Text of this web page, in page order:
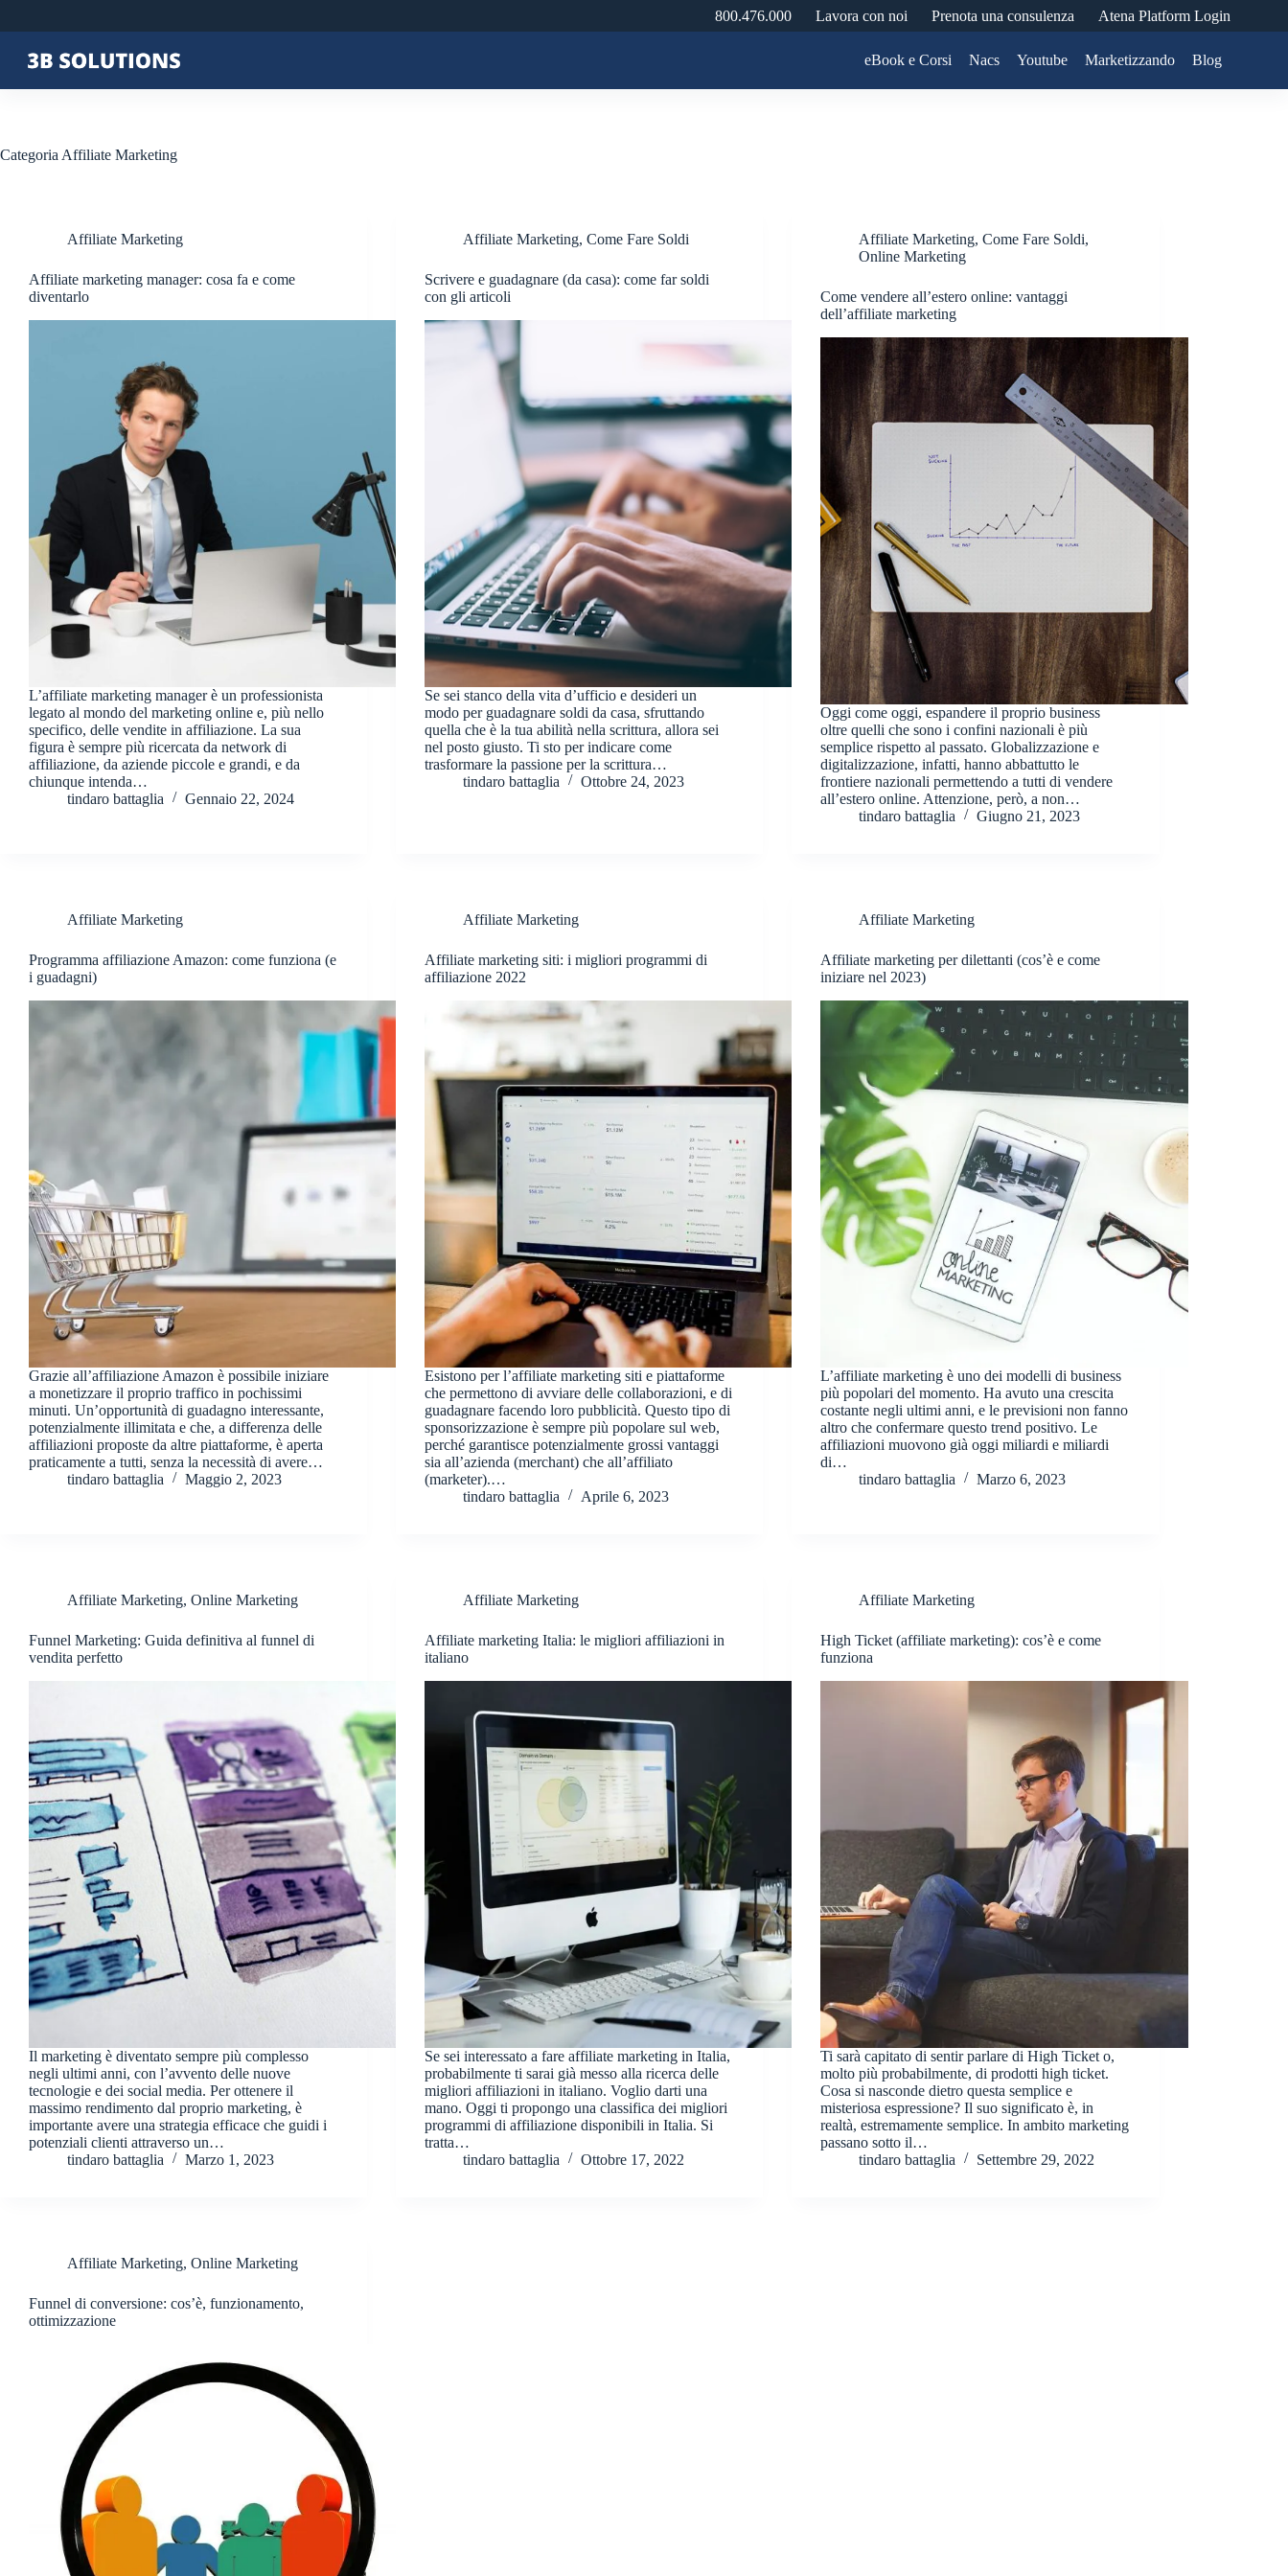
800.476.000 Lavora con noi Prenota una consulenza Atena Platform Login
eBook e Corsi Nacs Youtube Marketizzando Blog
Categoria Affiliate Marketing
Affiliate Marketing
Affiliate marketing manager: cosa fa e come
diventarlo
L’affiliate marketing manager è un professionista
legato al mondo del marketing online e, più nello
specifico, delle vendite in affiliazione. La sua
figura è sempre più ricercata da network di
affiliazione, da aziende piccole e grandi, e da
chiunque intenda…
tindaro battaglia
Gennaio 22, 2024
Affiliate Marketing,Come Fare Soldi
Scrivere e guadagnare (da casa): come far soldi
con gli articoli
Se sei stanco della vita d’ufficio e desideri un
modo per guadagnare soldi da casa, sfruttando
quella che è la tua abilità nella scrittura, allora sei
nel posto giusto. Ti sto per indicare come
trasformare la passione per la scrittura…
tindaro battaglia
Ottobre 24, 2023
Affiliate Marketing,Come Fare Soldi,
Online Marketing
Come vendere all’estero online: vantaggi
dell’affiliate marketing
Oggi come oggi, espandere il proprio business
oltre quelli che sono i confini nazionali è più
semplice rispetto al passato. Globalizzazione e
digitalizzazione, infatti, hanno abbattutto le
frontiere nazionali permettendo a tutti di vendere
all’estero online. Attenzione, però, a non…
tindaro battaglia
Giugno 21, 2023
Affiliate Marketing
Programma affiliazione Amazon: come funziona (e
i guadagni)
Grazie all’affiliazione Amazon è possibile iniziare
a monetizzare il proprio traffico in pochissimi
minuti. Un’opportunità di guadagno interessante,
potenzialmente illimitata e che, a differenza delle
affiliazioni proposte da altre piattaforme, è aperta
praticamente a tutti, senza la necessità di avere…
tindaro battaglia
Maggio 2, 2023
Affiliate Marketing
Affiliate marketing siti: i migliori programmi di
affiliazione 2022
Esistono per l’affiliate marketing siti e piattaforme
che permettono di avviare delle collaborazioni, e di
guadagnare facendo loro pubblicità. Questo tipo di
sponsorizzazione è sempre più popolare sul web,
perché garantisce potenzialmente grossi vantaggi
sia all’azienda (merchant) che all’affiliato
(marketer).…
tindaro battaglia
Aprile 6, 2023
Affiliate Marketing
Affiliate marketing per dilettanti (cos’è e come
iniziare nel 2023)
L’affiliate marketing è uno dei modelli di business
più popolari del momento. Ha avuto una crescita
costante negli ultimi anni, e le previsioni non fanno
altro che confermare questo trend positivo. Le
affiliazioni muovono già oggi miliardi e miliardi
di…
tindaro battaglia
Marzo 6, 2023
Affiliate Marketing, Online Marketing
Funnel Marketing: Guida definitiva al funnel di
vendita perfetto
Il marketing è diventato sempre più complesso
negli ultimi anni, con l’avvento delle nuove
tecnologie e dei social media. Per ottenere il
massimo rendimento dal proprio marketing, è
importante avere una strategia efficace che guidi i
potenziali clienti attraverso un…
tindaro battaglia
Marzo 1, 2023
Affiliate Marketing
Affiliate marketing Italia: le migliori affiliazioni in
italiano
Se sei interessato a fare affiliate marketing in Italia,
probabilmente ti sarai già messo alla ricerca delle
migliori affiliazioni in italiano. Voglio darti una
mano. Oggi ti propongo una classifica dei migliori
programmi di affiliazione disponibili in Italia. Si
tratta…
tindaro battaglia
Ottobre 17, 2022
Affiliate Marketing
High Ticket (affiliate marketing): cos’è e come
funziona
Ti sarà capitato di sentir parlare di High Ticket o,
molto più probabilmente, di prodotti high ticket.
Cosa si nasconde dietro questa semplice e
misteriosa espressione? Il suo significato è, in
realtà, estremamente semplice. In ambito marketing
passano sotto il…
tindaro battaglia
Settembre 29, 2022
Affiliate Marketing, Online Marketing
Funnel di conversione: cos’è, funzionamento,
ottimizzazione